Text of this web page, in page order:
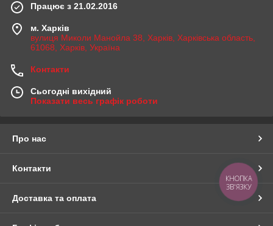
Працює з 21.02.2016
м. Харків
вулиця Миколи Манойла 38, Харків, Харківська область,
61068, Харків, Україна
Контакти
Сьогодні вихідний
Показати весь графік роботи
Про нас
Контакти
Доставка та оплата
КНОПКА
ЗВ'ЯЗКУ